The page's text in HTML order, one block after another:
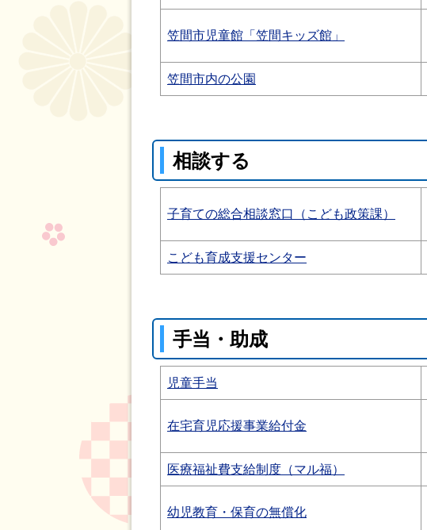
笠間市児童館「笠間キッズ館」
笠間市内の公園
相談する
子育ての総合相談窓口（こども政策課）
こども育成支援センター
手当・助成
児童手当
在宅育児応援事業給付金
医療福祉費支給制度（マル福）
幼児教育・保育の無償化